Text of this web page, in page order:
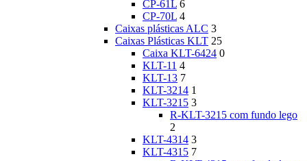
CP-61L 6
CP-70L 4
Caixas plásticas ALC 3
Caixas Plásticas KLT 25
Caixa KLT-6424 0
KLT-11 4
KLT-13 7
KLT-3214 1
KLT-3215 3
R-KLT-3215 com fundo lego
2
KLT-4314 3
KLT-4315 7